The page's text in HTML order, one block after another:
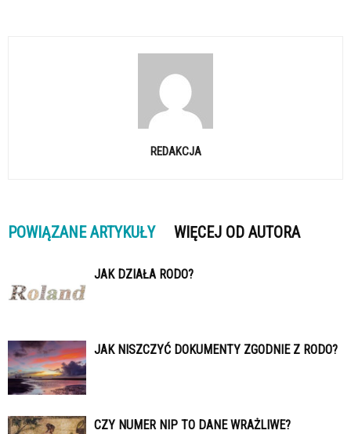
REDAKCJA
POWIĄZANE ARTYKUŁY WIĘCEJ OD AUTORA
JAK DZIAŁA RODO?
JAK NISZCZYĆ DOKUMENTY ZGODNIE Z RODO?
CZY NUMER NIP TO DANE WRAŻLIWE?